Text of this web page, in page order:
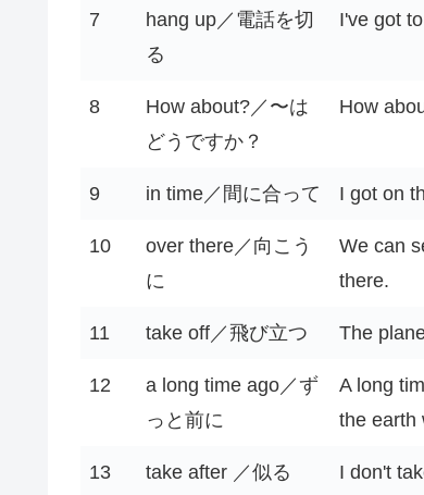
7
hang up／電話を切
る
I've got
8
How about?／〜は
どうですか？
How
9 in time／間に合って I got on
10
over there／向こう
に
We can
there.
11 take off／飛び立つ The
12
a long time ago／ず
っと前に
A long
the earth
13 take after ／似る I don't